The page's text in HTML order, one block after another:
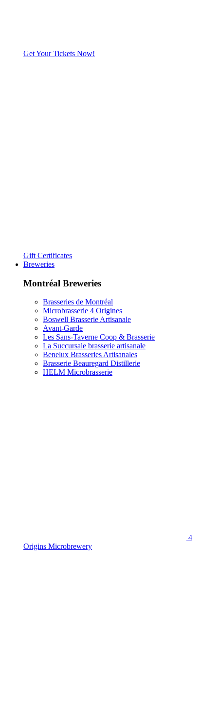
Get Your Tickets Now!
Gift Certificates
Breweries
Montréal Breweries
Brasseries de Montréal
Microbrasserie 4 Origines
Boswell Brasserie Artisanale
Avant-Garde
Les Sans-Taverne Coop & Brasserie
La Succursale brasserie artisanale
Benelux Brasseries Artisanales
Brasserie Beauregard Distillerie
HELM Microbrasserie
4
Origins Microbrewery